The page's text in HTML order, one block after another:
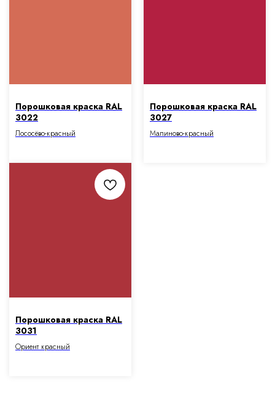
Порошковая краска RAL
3022
Лососёво-красный
Порошковая краска RAL
3027
Малиново-красный
Порошковая краска RAL
3031
Ориент красный